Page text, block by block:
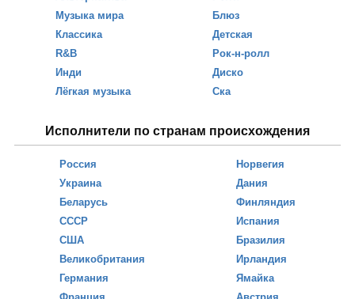
Музыка мира
Классика
R&B
Инди
Лёгкая музыка
Блюз
Детская
Рок-н-ролл
Диско
Ска
Исполнители по странам происхождения
Россия
Украина
Беларусь
СССР
США
Великобритания
Германия
Норвегия
Дания
Финляндия
Испания
Бразилия
Ирландия
Ямайка